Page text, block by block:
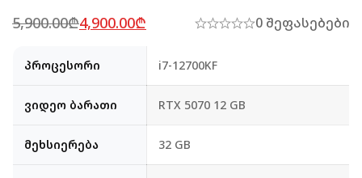
5,900.00₾4,900.00₾ 0 შეფასებები
პროცესორი i7-12700KF
ვიდეო ბარათი RTX 5070 12 GB
მეხსიერება 32 GB